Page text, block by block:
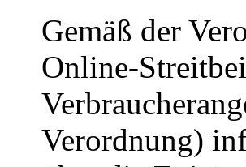
Gemäß der
Online-
Verordnung)